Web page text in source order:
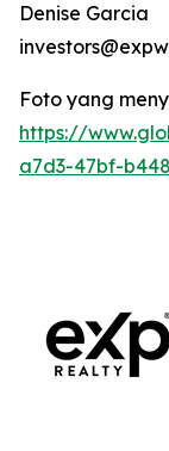
Denise Garcia
Foto yang
https://
a7d3-47bf-